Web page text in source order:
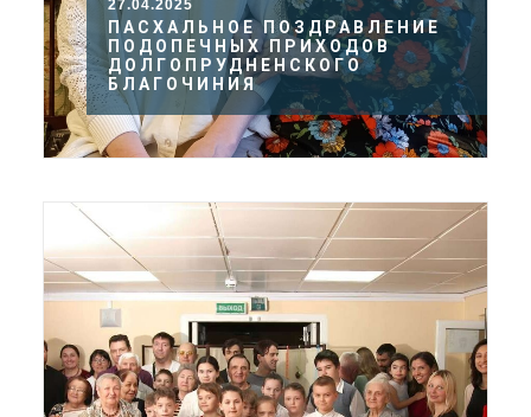
27.04.2025
ПАСХАЛЬНОЕ ПОЗДРАВЛЕНИЕ
ПОДОПЕЧНЫХ ПРИХОДОВ
ДОЛГОПРУДНЕНСКОГО
БЛАГОЧИНИЯ